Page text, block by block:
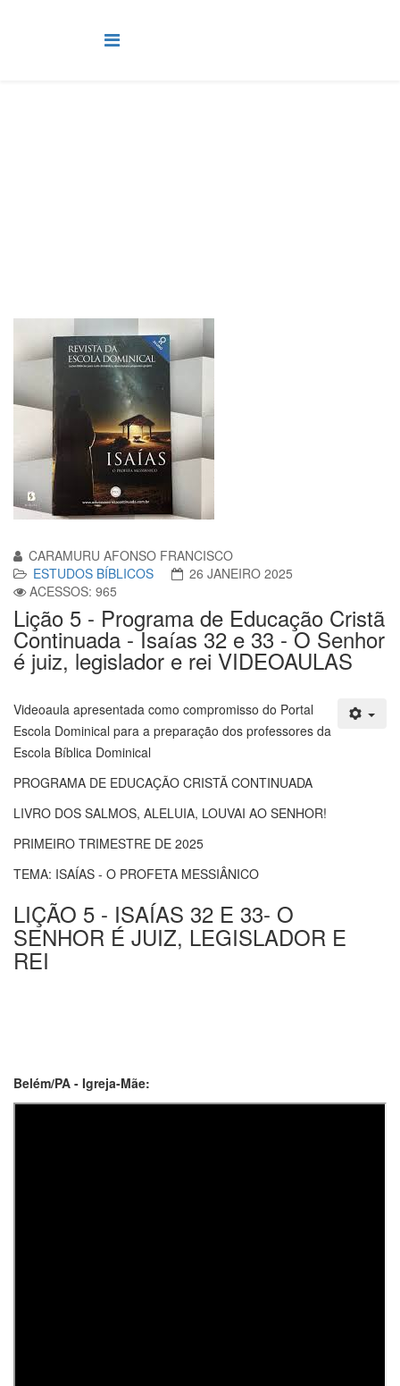
CARAMURU AFONSO FRANCISCO
ESTUDOS BÍBLICOS
26 JANEIRO 2025
ACESSOS: 965
Lição 5 - Programa de Educação Cristã
Continuada - Isaías 32 e 33 - O Senhor
é juiz, legislador e rei VIDEOAULAS
Videoaula apresentada como compromisso do Portal
Escola Dominical para a preparação dos professores da
Escola Bíblica Dominical
PROGRAMA DE EDUCAÇÃO CRISTÃ CONTINUADA
LIVRO DOS SALMOS, ALELUIA, LOUVAI AO SENHOR!
PRIMEIRO TRIMESTRE DE 2025
TEMA: ISAÍAS - O PROFETA MESSIÂNICO
LIÇÃO 5 - ISAÍAS 32 E 33- O
SENHOR É JUIZ, LEGISLADOR E
REI
Belém/PA - Igreja-Mãe: